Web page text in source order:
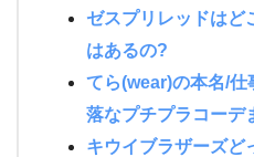
ゼスプリレッドはど
はあるの?
てら(wear)の本名/
落なプチプラコーデ
キウイブラザーズど